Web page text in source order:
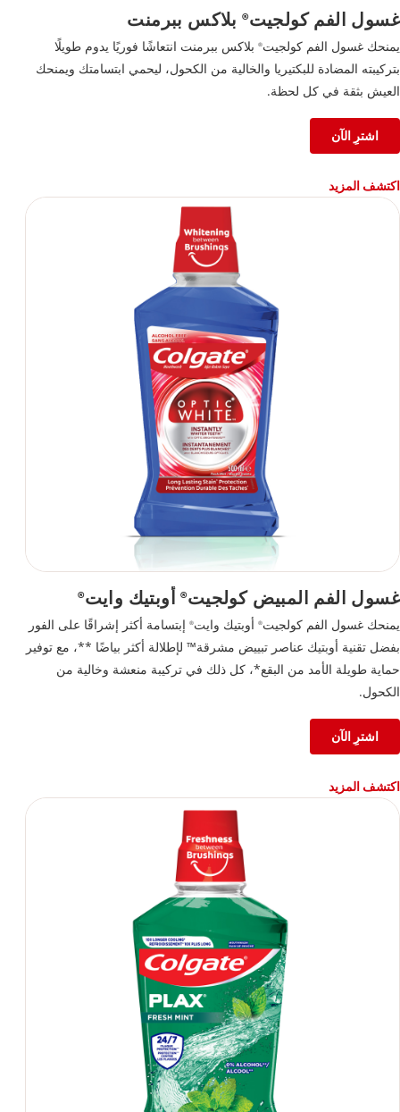
غسول الفم كولجيت®بلاكس ببرمنت
يمنحك غسول الفم كولجيت®
بلاكس ببرمنت انتعاشًا فوريًا يدوم طويلًا
بتركيبته المضادة للبكتيريا والخالية من الكحول، ليحمي ابتسامتك ويمنحك
العيش بثقة في كل لحظة.
اشترِ الآن
اكتشف المزيد
غسول الفم المبيض كولجيت®أوبتيك وايت®
يمنحك غسول الفم كولجيت® أوبتيك وايت® إبتسامة أكثر إشراقًا على الفور
بفضل تقنية أوبتيك عناصر تبييض مشرقة™ لإطلالة أكثر بياضًا **، مع توفير
حماية طويلة الأمد من البقع*، كل ذلك في تركيبة منعشة وخالية من
الكحول.
اشترِ الآن
اكتشف المزيد